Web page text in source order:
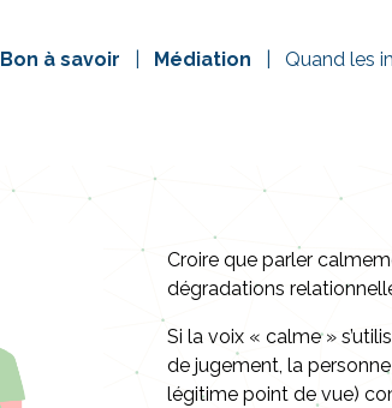
Bon à savoir Médiation Quand les
Croire que parler
dégradations
Si la voix « calme »
de jugement, la
légitime point de vue)